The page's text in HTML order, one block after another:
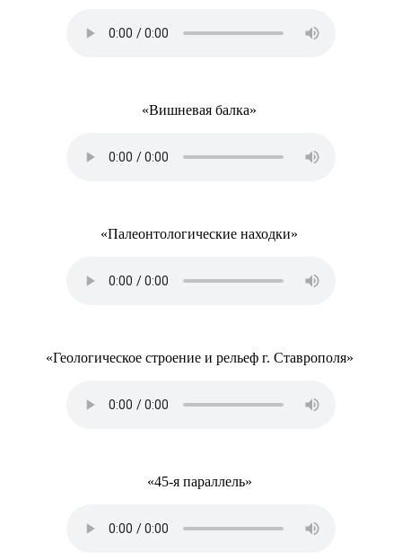
«Вишневая балка»
«Палеонтологические находки»
«Геологическое строение и рельеф г. Ставрополя»
«45-я параллель»